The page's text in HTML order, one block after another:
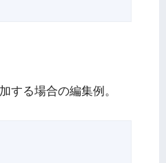
する場合の編集例。